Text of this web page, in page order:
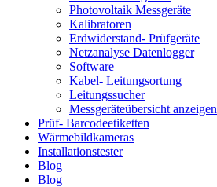
Photovoltaik Messgeräte
Kalibratoren
Erdwiderstand- Prüfgeräte
Netzanalyse Datenlogger
Software
Kabel- Leitungsortung
Leitungssucher
Messgeräteübersicht anzeigen
Prüf- Barcodeetiketten
Wärmebildkameras
Installationstester
Blog
Blog